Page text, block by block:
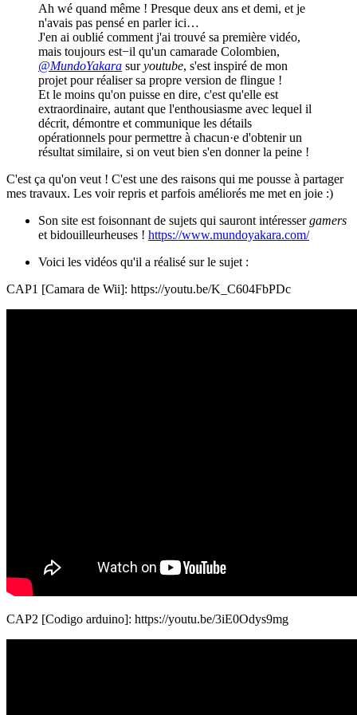
Ah wé quand même ! Presque deux ans et demi, et je
n'avais pas pensé en parler ici…
J'en ai oublié comment j'ai trouvé sa première vidéo,
mais toujours est−il qu'un camarade Colombien,
@MundoYakara suryoutube, s'est inspiré de mon
projet pour réaliser sa propre version de flingue !
Et le moins qu'on puisse en dire, c'est qu'elle est
extraordinaire, autant que l'enthousiasme avec lequel il
décrit, démontre et communique les détails
opérationnels pour permettre à chacun·e d'obtenir un
résultat similaire, si on veut bien s'en donner la peine !
C'est ça qu'on veut ! C'est une des raisons qui me pousse à partager
mes travaux. Les voir repris et parfois améliorés me met en joie :)
Son site est foisonnant de sujets qui sauront intéressergamers
et bidouilleurheuses ! https://www.mundoyakara.com/
Voici les vidéos qu'il a réalisé sur le sujet :
CAP1 [Camara de Wii]: https://youtu.be/K_C604FbPDc
CAP2 [Codigo arduino]: https://youtu.be/3iE0Odys9mg